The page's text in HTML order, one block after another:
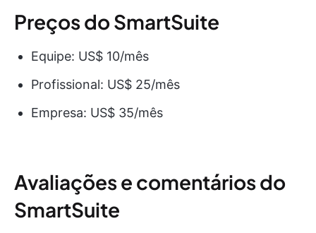
Preços do SmartSuite
Equipe: US$ 10/mês
Profissional: US$ 25/mês
Empresa: US$ 35/mês
Avaliações e comentários do
SmartSuite